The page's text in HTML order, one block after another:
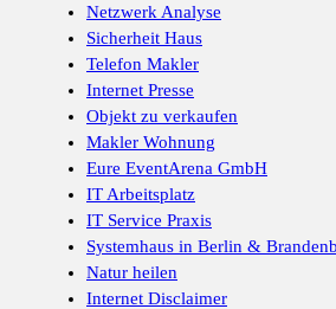
Netzwerk Analyse
Sicherheit Haus
Telefon Makler
Internet Presse
Objekt zu verkaufen
Makler Wohnung
Eure EventArena GmbH
IT Arbeitsplatz
IT Service Praxis
Systemhaus in Berlin &
Natur heilen
Internet Disclaimer